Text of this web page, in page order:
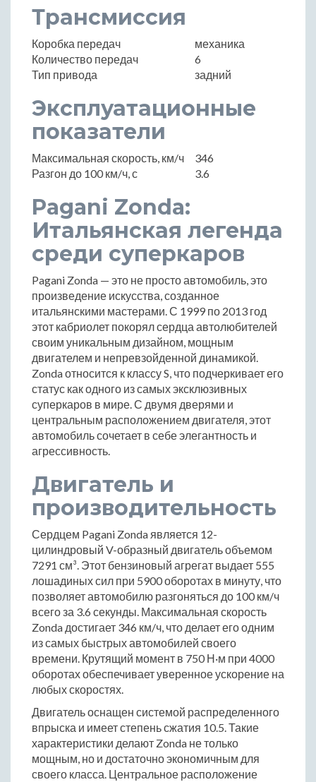
Трансмиссия
Коробка передач
механика
Количество передач
6
Тип привода
задний
Эксплуатационные
показатели
Максимальная скорость, км/ч
346
Разгон до 100 км/ч, с
3.6
Pagani Zonda:
Итальянская легенда
среди суперкаров
Pagani Zonda — это не просто автомобиль, это
произведение искусства, созданное
итальянскими мастерами. С 1999 по 2013 год
этот кабриолет покорял сердца автолюбителей
своим уникальным дизайном, мощным
двигателем и непревзойденной динамикой.
Zonda относится к классу S, что подчеркивает его
статус как одного из самых эксклюзивных
суперкаров в мире. С двумя дверями и
центральным расположением двигателя, этот
автомобиль сочетает в себе элегантность и
агрессивность.
Двигатель и
производительность
Сердцем Pagani Zonda является 12-
цилиндровый V-образный двигатель объемом
7291 см³. Этот бензиновый агрегат выдает 555
лошадиных сил при 5900 оборотах в минуту, что
позволяет автомобилю разгоняться до 100 км/ч
всего за 3.6 секунды. Максимальная скорость
Zonda достигает 346 км/ч, что делает его одним
из самых быстрых автомобилей своего
времени. Крутящий момент в 750 Н·м при 4000
оборотах обеспечивает уверенное ускорение на
любых скоростях.
Двигатель оснащен системой распределенного
впрыска и имеет степень сжатия 10.5. Такие
характеристики делают Zonda не только
мощным, но и достаточно экономичным для
своего класса. Центральное расположение